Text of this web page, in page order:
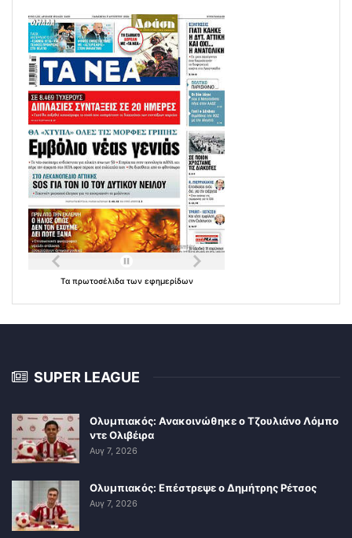
Τα πρωτοσέλιδα των εφημερίδων
SUPER LEAGUE
Ολυμπιακός: Ανακοινώθηκε ο Τζουλιάνο Λόμπο
ντε Ολιβέιρα
Αυγ 7, 2026
Ολυμπιακός: Επέστρεψε ο Δημήτρης Ρέτσος
Αυγ 7, 2026